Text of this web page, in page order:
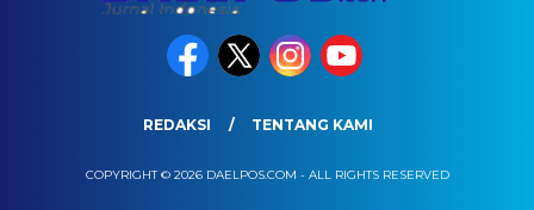
REDAKSI TENTANG KAMI
COPYRIGHT © 2026 DAELPOS.COM - ALL RIGHTS RESERVED